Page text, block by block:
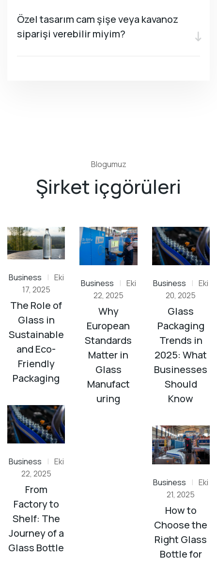
Özel tasarım cam şişe veya kavanoz
siparişi verebilir miyim?
Blogumuz
Şirket içgörüleri
Business | Eki
17, 2025
The Role of
Glass in
Sustainable
and Eco-
Friendly
Packaging
Business | Eki
22, 2025
From
Factory to
Shelf: The
Journey of a
Glass Bottle
Business | Eki
22, 2025
Why
European
Standards
Matter in
Glass
Manufact
uring
Business | Eki
20, 2025
Glass
Packaging
Trends in
2025: What
Businesses
Should
Know
Business | Eki
21, 2025
How to
Choose the
Right Glass
Bottle for